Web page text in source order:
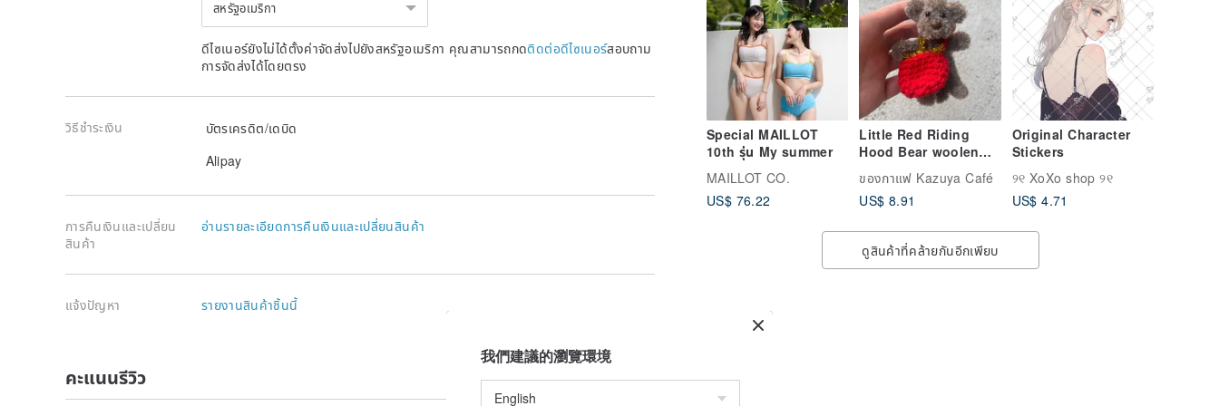
Special MAILLOT
10th รุ่น My summer
MAILLOT CO.
US$ 76.22
Little Red Riding
Hood Bear woolen
triplets (brown) 9cm-
hair root twist stick
handmade/doll
ของกาแฟ Kazuya Café
US$ 8.91
Original Character
Stickers
୨୧ XoXo shop ୨୧
US$ 4.71
ดูสินค้าที่คล้ายกันอีกเพียบ
สหรัฐอเมริกา
ดีไซเนอร์ยังไม่ได้ตั้งค่าจัดส่งไปยังสหรัฐอเมริกา คุณสามารถกดติดต่อดีไซเนอร์สอบถาม
การจัดส่งได้โดยตรง
วิธีชำระเงิน
บัตรเครดิต/เดบิด
Alipay
การคืนเงินและเปลี่ยน
สินค้า
อ่านรายละเอียดการคืนเงินและเปลี่ยนสินค้า
แจ้งปัญหา รายงานสินค้าชิ้นนี้
คะแนนรีวิว
我們建議的瀏覽環境